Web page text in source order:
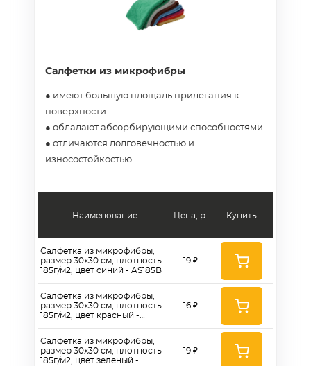
Салфетки из микрофибры
● имеют большую площадь прилегания к
поверхности
● обладают абсорбирующими способностями
● отличаются долговечностью и
износостойкостью
Наименование
Салфетка из микрофибры,
размер 30x30 см, плотность
185г/м2, цвет синий - AS185B
Салфетка из микрофибры,
размер 30x30 см, плотность
185г/м2, цвет красный -
Салфетка из микрофибры,
размер 30x30 см, плотность
185г/м2, цвет зеленый -
Цена, р.
19 ₽
16 ₽
19 ₽
Купить